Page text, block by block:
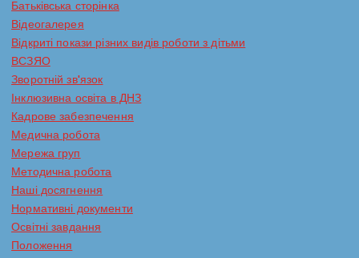
Батьківська сторінка
Відеогалерея
Відкриті покази різних видів роботи з дітьми
ВСЗЯО
Зворотній зв'язок
Інклюзивна освіта в ДНЗ
Кадрове забезпечення
Медична робота
Мережа груп
Методична робота
Наші досягнення
Нормативні документи
Освітні завдання
Положення